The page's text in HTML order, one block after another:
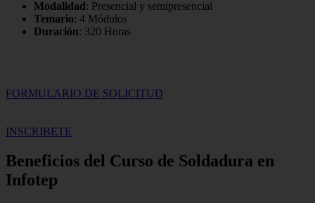
Modalidad: Presencial y semipresencial
Temario: 4 Módulos
Duración: 320 Horas
FORMULARIO DE SOLICITUD
INSCRIBETE
Beneficios del Curso de Soldadura en
Infotep